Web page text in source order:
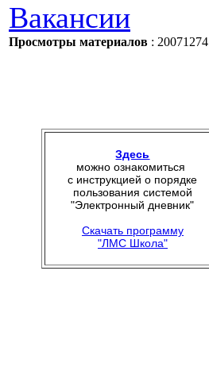
Вакансии
Просмотры материалов : 20071274
Здесь
можно ознакомиться
с инструкцией о порядке
пользования системой
"Электронный дневник"
Скачать программу
"ЛМС Школа"